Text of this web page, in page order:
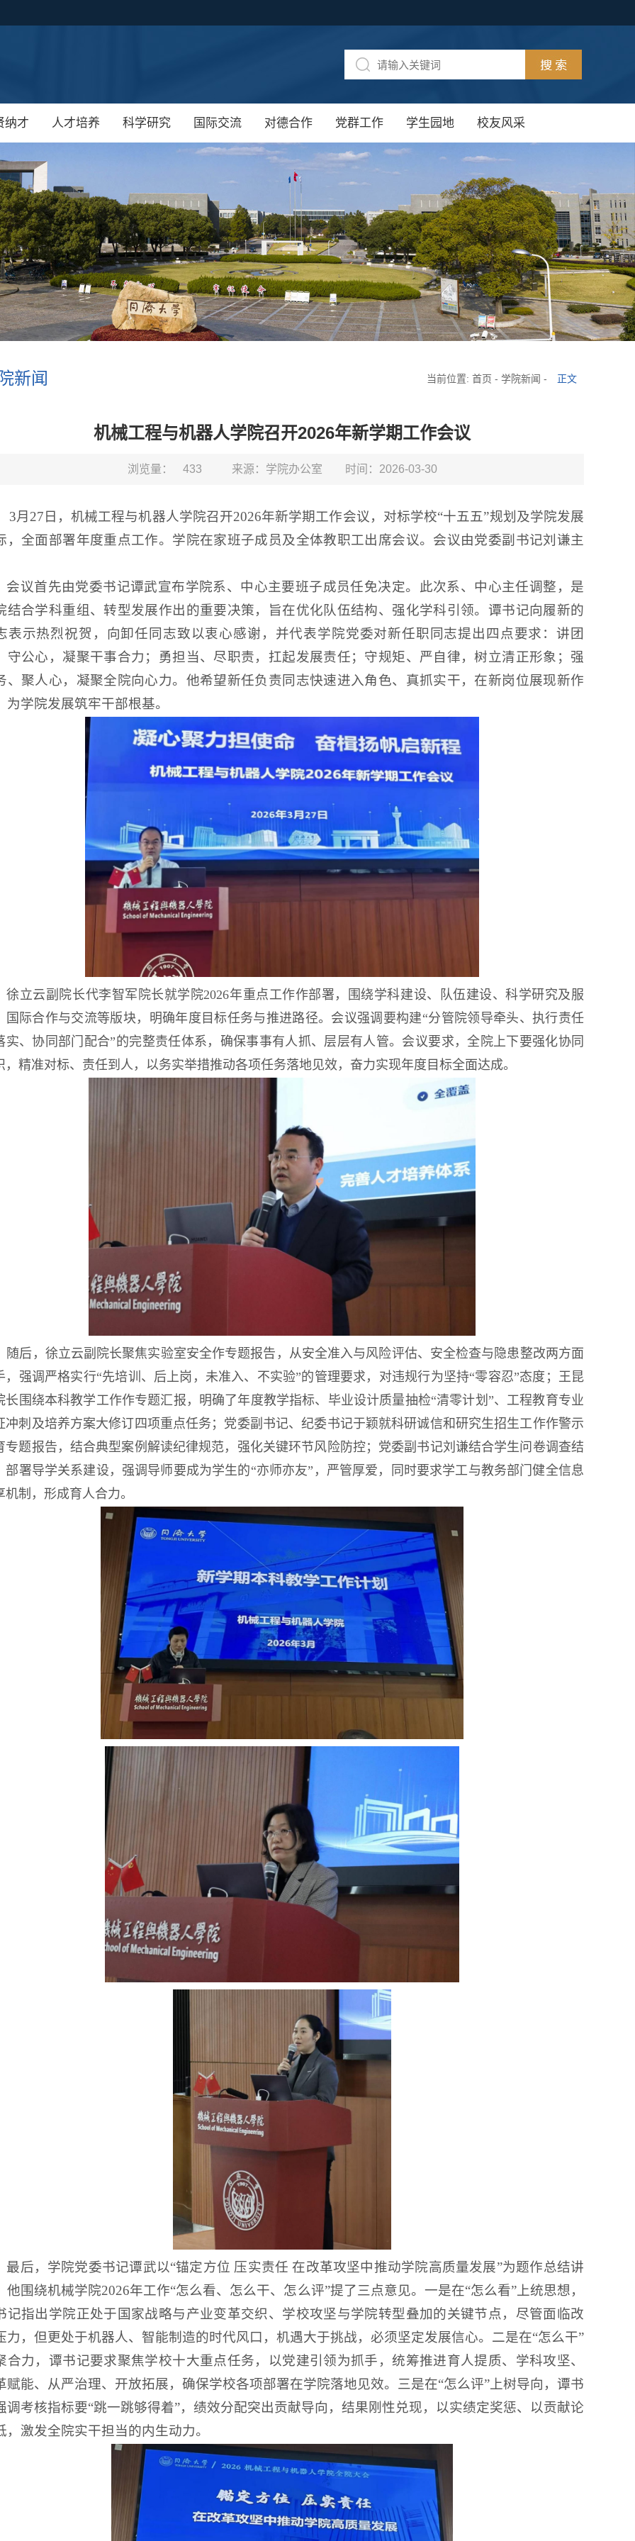
纳才 人才培养 科学研究 国际交流 对德合作 党群工作 学生园地 校友风采
新闻 当前位置: 首页 - 学院新闻 - 正文
机械工程与机器人学院召开2026年新学期工作会议
浏览量： 433 来源：学院办公室 时间：2026-03-30
3月27日，机械工程与机器人学院召开2026年新学期工作会议，对标学校“十五五”规划及学院发展
，全面部署年度重点工作。学院在家班子成员及全体教职工出席会议。会议由党委副书记刘谦主
会议首先由党委书记谭武宣布学院系、中心主要班子成员任免决定。此次系、中心主任调整，是
结合学科重组、转型发展作出的重要决策，旨在优化队伍结构、强化学科引领。谭书记向履新的
表示热烈祝贺，向卸任同志致以衷心感谢，并代表学院党委对新任职同志提出四点要求：讲团
守公心，凝聚干事合力；勇担当、尽职责，扛起发展责任；守规矩、严自律，树立清正形象；强
、聚人心，凝聚全院向心力。他希望新任负责同志快速进入角色、真抓实干，在新岗位展现新作
为学院发展筑牢干部根基。
徐立云副院长代李智军院长就学院2026年重点工作作部署，围绕学科建设、队伍建设、科学研究及服
国际合作与交流等版块，明确年度目标任务与推进路径。会议强调要构建“分管院领导牵头、执行责任
实、协同部门配合”的完整责任体系，确保事事有人抓、层层有人管。会议要求，全院上下要强化协同
，精准对标、责任到人，以务实举措推动各项任务落地见效，奋力实现年度目标全面达成。
随后，徐立云副院长聚焦实验室安全作专题报告，从安全准入与风险评估、安全检查与隐患整改两方面
，强调严格实行“先培训、后上岗，未准入、不实验”的管理要求，对违规行为坚持“零容忍”态度；王昆
长围绕本科教学工作作专题汇报，明确了年度教学指标、毕业设计质量抽检“清零计划”、工程教育专业
冲刺及培养方案大修订四项重点任务；党委副书记、纪委书记于颖就科研诚信和研究生招生工作作警示
专题报告，结合典型案例解读纪律规范，强化关键环节风险防控；党委副书记刘谦结合学生问卷调查结
部署导学关系建设，强调导师要成为学生的“亦师亦友”，严管厚爱，同时要求学工与教务部门健全信息
机制，形成育人合力。
最后，学院党委书记谭武以“锚定方位 压实责任 在改革攻坚中推动学院高质量发展”为题作总结讲
他围绕机械学院2026年工作“怎么看、怎么干、怎么评”提了三点意见。一是在“怎么看”上统思想，
记指出学院正处于国家战略与产业变革交织、学校攻坚与学院转型叠加的关键节点，尽管面临改
力，但更处于机器人、智能制造的时代风口，机遇大于挑战，必须坚定发展信心。二是在“怎么干”
合力，谭书记要求聚焦学校十大重点任务，以党建引领为抓手，统筹推进育人提质、学科攻坚、
赋能、从严治理、开放拓展，确保学校各项部署在学院落地见效。三是在“怎么评”上树导向，谭书
调考核指标要“跳一跳够得着”，绩效分配突出贡献导向，结果刚性兑现，以实绩定奖惩、以贡献论
，激发全院实干担当的内生动力。